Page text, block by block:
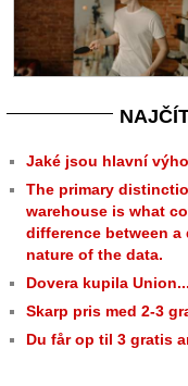
Jaké jsou hlavní
The primary
warehouse is what
difference between a
nature of the data.
Dovera kupila
Skarp pris med 2-3
Du får op til 3 gratis